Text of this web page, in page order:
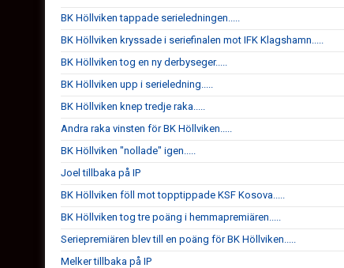
BK Höllviken tappade serieledningen.....
BK Höllviken kryssade i seriefinalen mot IFK Klagshamn.....
BK Höllviken tog en ny derbyseger.....
BK Höllviken upp i serieledning.....
BK Höllviken knep tredje raka.....
Andra raka vinsten för BK Höllviken.....
BK Höllviken "nollade" igen.....
Joel tillbaka på IP
BK Höllviken föll mot topptippade KSF Kosova.....
BK Höllviken tog tre poäng i hemmapremiären.....
Seriepremiären blev till en poäng för BK Höllviken.....
Melker tillbaka på IP